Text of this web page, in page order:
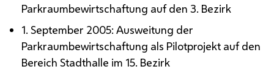
Parkraumbewirtschaftung auf den 3. Bezirk
1. September 2005: Ausweitung der
Parkraumbewirtschaftung als Pilotprojekt auf den
Bereich Stadthalle im 15. Bezirk